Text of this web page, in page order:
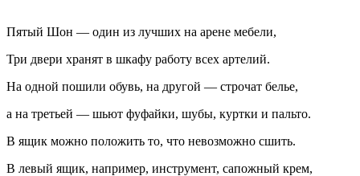
Пятый Шон — один из лучших на арене мебели,
Три двери хранят в шкафу работу всех артелий.
На одной пошили обувь, на другой — строчат белье,
а на третьей — шьют фуфайки, шубы, куртки и пальто.
В ящик можно положить то, что невозможно сшить.
В левый ящик, например, инструмент, сапожный крем,